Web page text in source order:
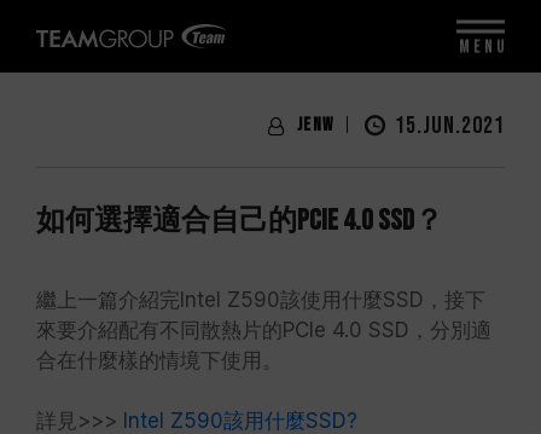
JenW 15.JUN.2021
如何選擇適合自己的PCIe 4.0 SSD？
繼上一篇介紹完Intel Z590該使用什麼SSD，接下
來要介紹配有不同散熱片的PCIe 4.0 SSD，分別適
合在什麼樣的情境下使用。
詳見>>> Intel Z590該用什麼SSD?
MENU